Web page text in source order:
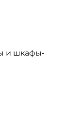
и шкафы-